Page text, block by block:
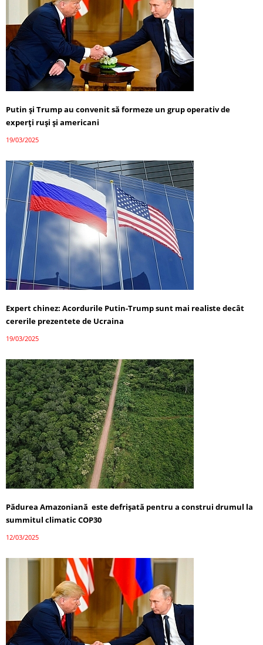
Putin și Trump au convenit să formeze un grup operativ de
experți ruși și americani
19/03/2025
Expert chinez: Acordurile Putin-Trump sunt mai realiste decât
cererile prezentete de Ucraina
19/03/2025
Pădurea Amazoniană este defrișată pentru a construi drumul la
summitul climatic COP30
12/03/2025